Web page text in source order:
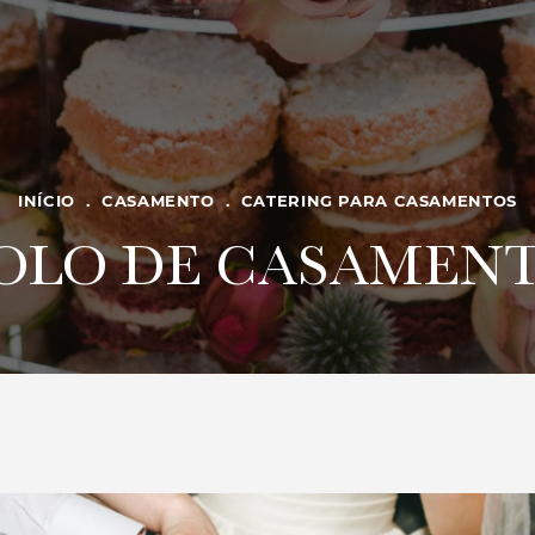
INÍCIO .CASAMENTO .CATERING PARA CASAMENTOS
DE